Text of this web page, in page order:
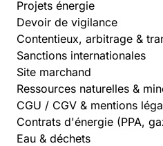
Projets énergie
Devoir de vigilance
Contentieux, arbitrage &
Sanctions internationales
Site marchand
Ressources naturelles &
CGU / CGV & mentions
Contrats d'énergie (PPA,
Eau & déchets